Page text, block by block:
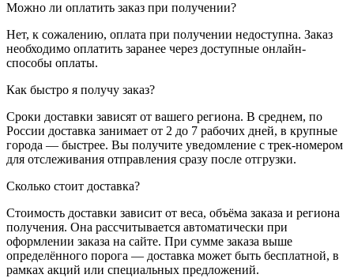
Можно ли оплатить заказ при получении?
Нет, к сожалению, оплата при получении недоступна. Заказ
необходимо оплатить заранее через доступные онлайн-
способы оплаты.
Как быстро я получу заказ?
Сроки доставки зависят от вашего региона. В среднем, по
России доставка занимает от 2 до 7 рабочих дней, в крупные
города — быстрее. Вы получите уведомление с трек-номером
для отслеживания отправления сразу после отгрузки.
Сколько стоит доставка?
Стоимость доставки зависит от веса, объёма заказа и региона
получения. Она рассчитывается автоматически при
оформлении заказа на сайте. При сумме заказа выше
определённого порога — доставка может быть бесплатной, в
рамках акций или специальных предложений.